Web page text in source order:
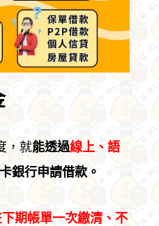
，就能透過線上、語
銀行申請借款。
期帳單一次繳清、不